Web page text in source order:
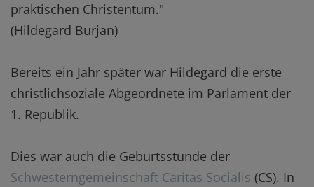
praktischen Christentum."
(Hildegard Burjan)
Bereits ein Jahr später war Hildegard die erste
christlichsoziale Abgeordnete im Parlament der
1. Republik.
Dies war auch die Geburtsstunde der
Schwesterngemeinschaft Caritas Socialis (CS). In